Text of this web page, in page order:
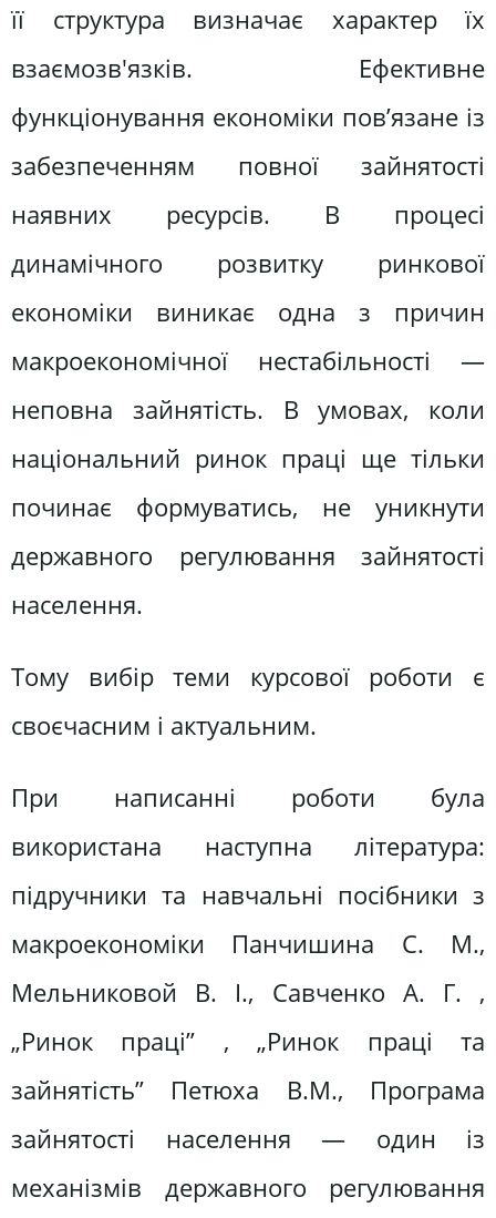
її структура визначає характер їх
взаємозв'язків. Ефективне
функціонування економіки пов’язане із
забезпеченням повної зайнятості
наявних ресурсів. В процесі
динамічного розвитку ринкової
економіки виникає одна з причин
макроекономічної нестабільності —
неповна зайнятість. В умовах, коли
національний ринок праці ще тільки
починає формуватись, не уникнути
державного регулювання зайнятості
населення.
Тому вибір теми курсової роботи є
своєчасним і актуальним.
При написанні роботи була
використана наступна література:
підручники та навчальні посібники з
макроекономіки Панчишина С. М.,
Мельниковой В. І., Савченко А. Г. ,
„Ринок праці” , „Ринок праці та
зайнятість” Петюха В.М., Програма
зайнятості населення — один із
механізмів державного регулювання